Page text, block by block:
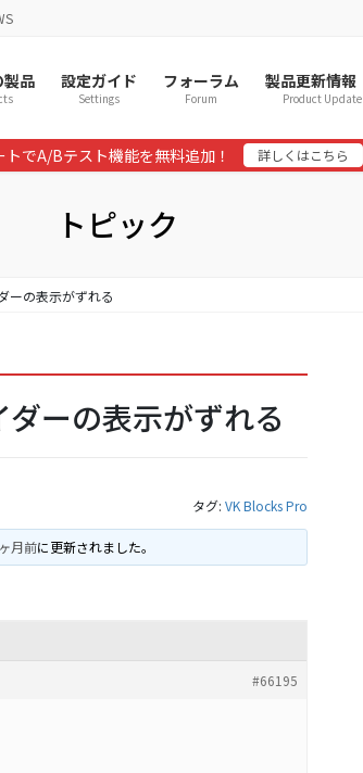
製品 設定ガイド
Settings
フォーラム
Forum
製品更新情報
Product Update
でA/Bテスト機能を無料追加！ 詳しくはこちら
トピック
ーの表示がずれる
ーの表示がずれる
タグ: VK Blocks Pro
月前に更新されました。
#66195